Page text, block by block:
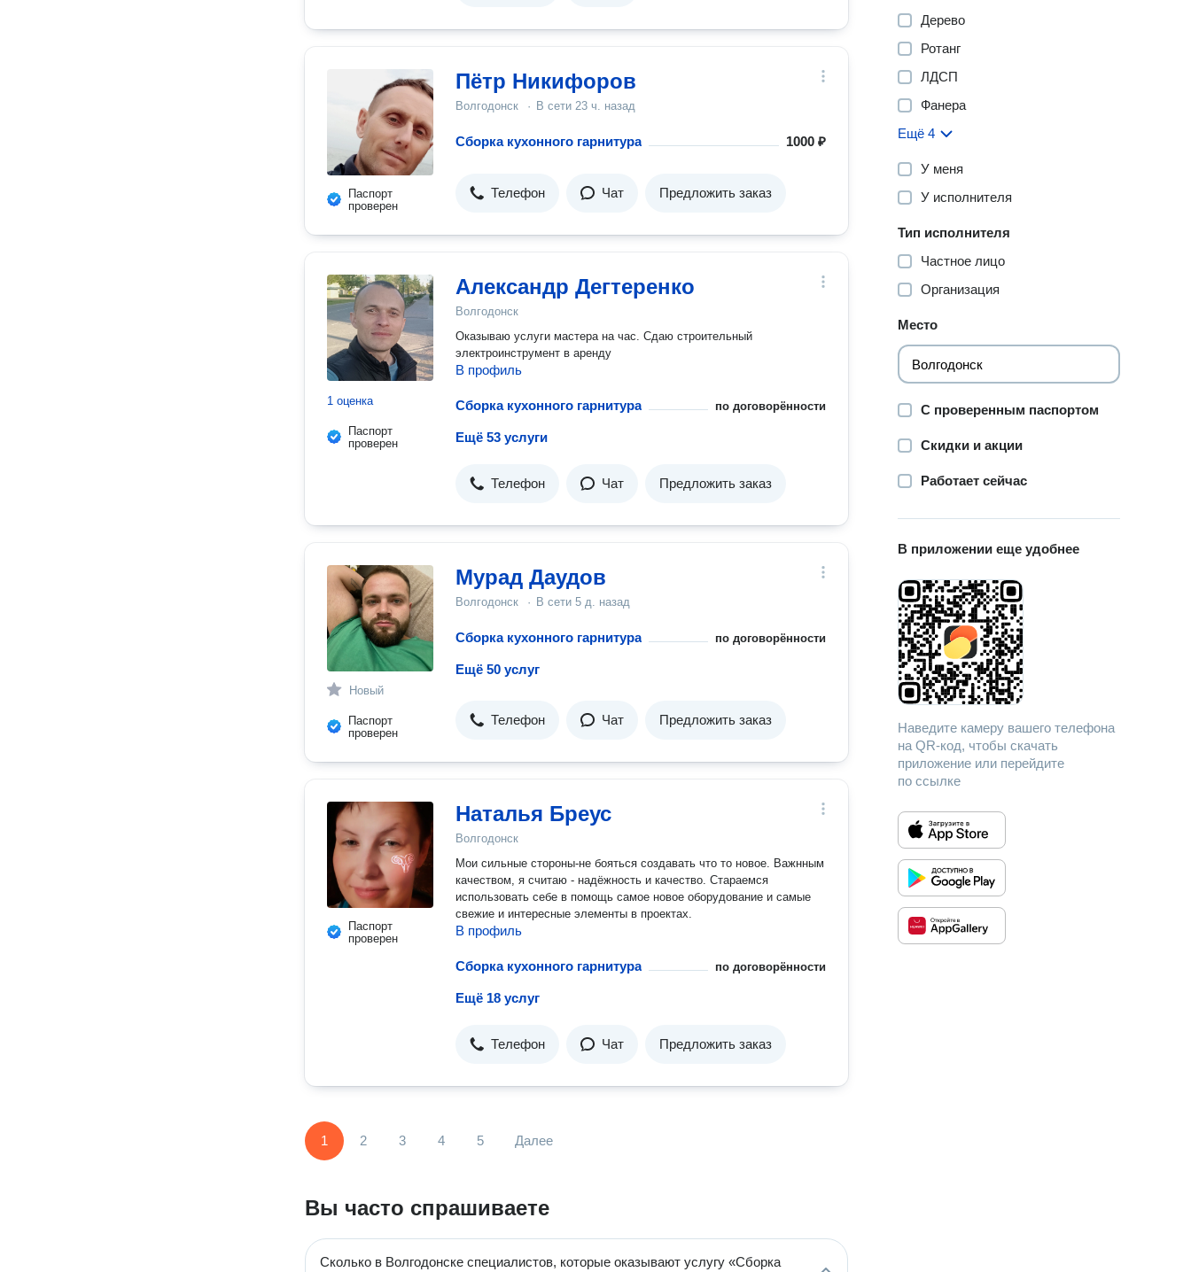
Паспорт
проверен
Пётр Никифоров
Волгодонск · В сети 23 ч. назад
Сборка кухонного гарнитура 1000 ₽
Телефон Чат Предложить заказ
1 оценка
Паспорт
проверен
Александр Дегтеренко
Волгодонск
Оказываю услуги мастера на час. Сдаю строительный
электроинструмент в аренду
В профиль
Сборка кухонного гарнитура по договорённости
Ещё 53 услуги
Телефон Чат Предложить заказ
Новый
Паспорт
проверен
Мурад Даудов
Волгодонск · В сети 5 д. назад
Сборка кухонного гарнитура по договорённости
Ещё 50 услуг
Телефон Чат Предложить заказ
Паспорт
проверен
Наталья Бреус
Волгодонск
Мои сильные стороны-не бояться создавать что то новое. Важнным
качеством, я считаю - надёжность и качество. Стараемся
использовать себе в помощь самое новое оборудование и самые
свежие и интересные элементы в проектах.
В профиль
Сборка кухонного гарнитура по договорённости
Ещё 18 услуг
Телефон Чат Предложить заказ
1 2 3 4 5 Далее
Вы часто спрашиваете
Сколько в Волгодонске специалистов, которые оказывают услугу «Сборка
Дерево
Ротанг
ЛДСП
Фанера
Ещё 4
У меня
У исполнителя
Тип исполнителя
Частное лицо
Организация
Место
С проверенным паспортом
Скидки и акции
Работает сейчас
В приложении еще удобнее
Наведите камеру вашего телефона
на QR-код, чтобы скачать
приложение или перейдите
по ссылке